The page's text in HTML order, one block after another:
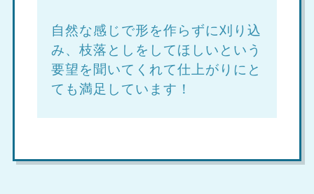
自然な感じで形を作らずに刈り込
み、枝落としをしてほしいという
要望を聞いてくれて仕上がりにと
ても満足しています！